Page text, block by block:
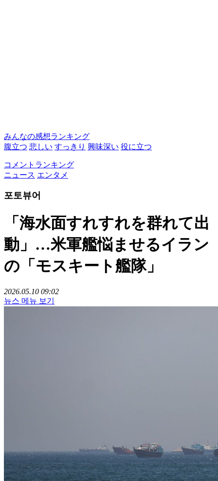
みんなの感想ランキング
腹立つ 悲しい すっきり 興味深い 役に立つ
コメントランキング
ニュース エンタメ
포토뷰어
「海水面すれすれを群れて出
動」…米軍艦悩ませるイラン
の「モスキート艦隊」
2026.05.10 09:02
뉴스 메뉴 보기